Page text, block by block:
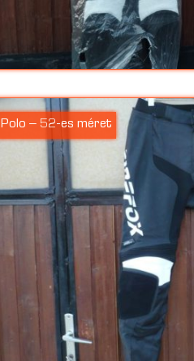
Polo – 52-es méret